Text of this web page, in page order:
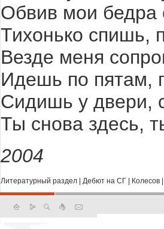
Обвив мои бедра
Тихонько спишь,
Везде меня
Идешь по пятам,
Сидишь у двери,
Ты снова здесь,
2004
Литературный раздел Дебют на СГ Колесов